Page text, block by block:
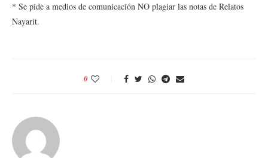
* Se pide a medios de comunicación NO plagiar las notas de Relatos
Nayarit.
0